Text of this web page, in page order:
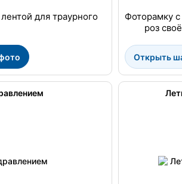
для траурного
Фоторамку
роз
Открыть